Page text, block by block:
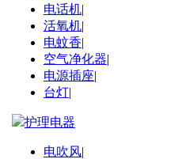
电话机|
活氧机|
电蚊香|
空气净化器|
电源插座|
台灯|
护理电器
电吹风|